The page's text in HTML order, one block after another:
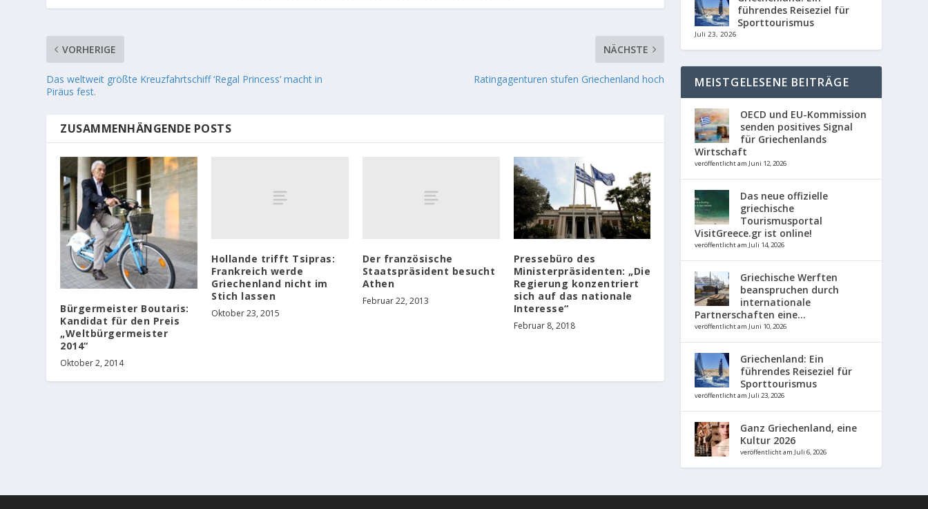
VORHERIGE
Das weltweit größte Kreuzfahrtschiff ‘Regal Princess’ macht in
Piräus fest.
NÄCHSTE
Ratingagenturen stufen Griechenland hoch
ZUSAMMENHÄNGENDE POSTS
Bürgermeister Boutaris:
Kandidat für den Preis
„Weltbürgermeister
2014“
Oktober 2, 2014
Hollande trifft Τsipras:
Frankreich werde
Griechenland nicht im
Stich lassen
Oktober 23, 2015
Der französische
Staatspräsident besucht
Athen
Februar 22, 2013
Pressebüro des
Ministerpräsidenten: „Die
Regierung konzentriert
sich auf das nationale
Interesse“
Februar 8, 2018
führendes Reiseziel für
Sporttourismus
Juli 23, 2026
MEISTGELESENE BEITRÄGE
OECD und EU-Kommission
senden positives Signal
für Griechenlands
Wirtschaft
veröffentlicht am Juni 12, 2026
Das neue offizielle
griechische
Tourismusportal
VisitGreece.gr ist online!
veröffentlicht am Juli 14, 2026
Griechische Werften
beanspruchen durch
internationale
Partnerschaften eine...
veröffentlicht am Juni 10, 2026
Griechenland: Ein
führendes Reiseziel für
Sporttourismus
veröffentlicht am Juli 23, 2026
Ganz Griechenland, eine
Kultur 2026
veröffentlicht am Juli 6, 2026